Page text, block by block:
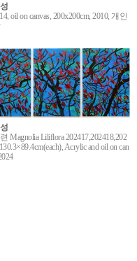
oil on canvas, 200x200cm, 2010, 개인
Magnolia Liliflora 202417,202418,202
Acrylic and oil on can